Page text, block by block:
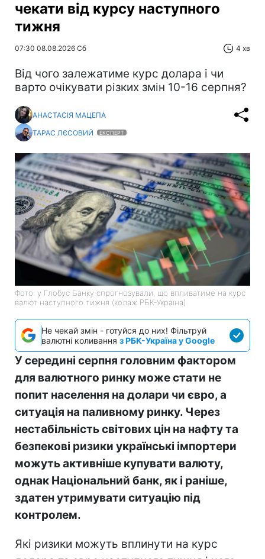
чекати від курсу наступного
тижня
07:30 08.08.2026 Сб 4 хв
Від чого залежатиме курс долара і чи
варто очікувати різких змін 10-16 серпня?
АНАСТАСІЯ МАЦЕПА
ТАРАС ЛЄСОВИЙ
ЕКСПЕРТ
Фото: у Глобус Банку спрогнозували, що впливатиме на курс
валют наступного тижня (колаж РБК-Україна)
Не чекай змін - готуйся до них! Фільтруй
валютні коливання з РБК-Україна у Google
У середині серпня головним фактором
для валютного ринку може стати не
попит населення на долари чи євро, а
ситуація на паливному ринку. Через
нестабільність світових цін на нафту та
безпекові ризики українські імпортери
можуть активніше купувати валюту,
однак Національний банк, як і раніше,
здатен утримувати ситуацію під
контролем.
Які ризики можуть вплинути на курс